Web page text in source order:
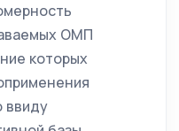
ОМП
которых
ввиду